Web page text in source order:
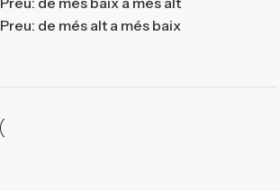
Preu: de més alt a més baix